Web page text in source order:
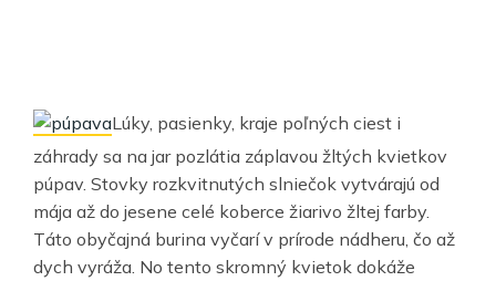
Lúky, pasienky, kraje poľných ciest i
záhrady sa na jar pozlátia záplavou žltých kvietkov
púpav. Stovky rozkvitnutých slniečok vytvárajú od
mája až do jesene celé koberce žiarivo žltej farby.
Táto obyčajná burina vyčarí v prírode nádheru, čo až
dych vyráža. No tento skromný kvietok dokáže